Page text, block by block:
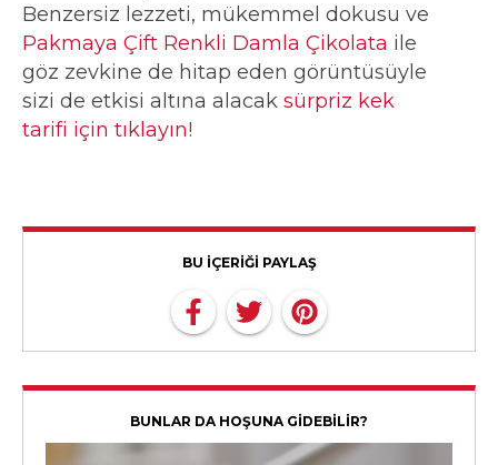
Benzersiz lezzeti, mükemmel dokusu ve
Pakmaya Çift Renkli Damla Çikolata ile
göz zevkine de hitap eden görüntüsüyle
sizi de etkisi altına alacak sürpriz kek
tarifi için tıklayın!
BU İÇERİĞİ PAYLAŞ
BUNLAR DA HOŞUNA GİDEBİLİR?